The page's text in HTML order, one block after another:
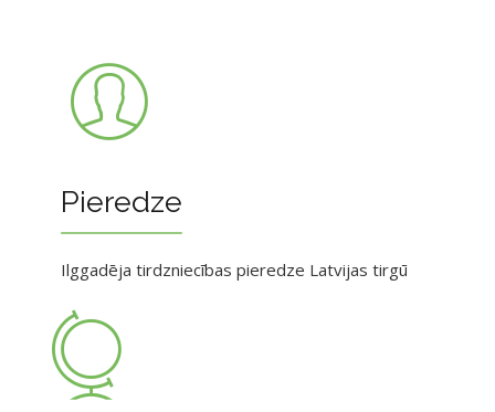
Pieredze
Ilggadēja tirdzniecības pieredze Latvijas tirgū